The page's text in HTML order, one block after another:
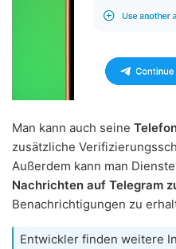
Man kann auch seine
zusätzliche
Außerdem kann man
Nachrichten auf Telegram
Benachrichtigungen zu
Entwickler finden weitere